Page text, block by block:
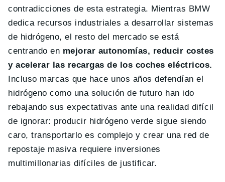
contradicciones de esta estrategia. Mientras BMW
dedica recursos industriales a desarrollar sistemas
de hidrógeno, el resto del mercado se está
centrando en mejorar autonomías, reducir costes
y acelerar las recargas de los coches eléctricos.
Incluso marcas que hace unos años defendían el
hidrógeno como una solución de futuro han ido
rebajando sus expectativas ante una realidad difícil
de ignorar: producir hidrógeno verde sigue siendo
caro, transportarlo es complejo y crear una red de
repostaje masiva requiere inversiones
multimillonarias difíciles de justificar.